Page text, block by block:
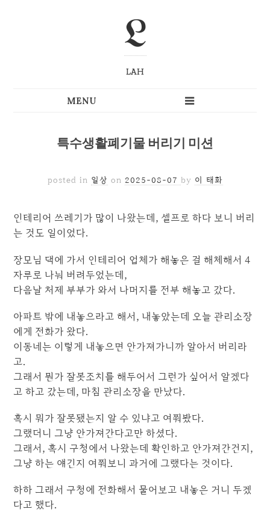
L
LAH
특수생활폐기물 버리기 미션
posted in 일상 on 2025-08-07 by 이 태화
인테리어 쓰레기가 많이 나왔는데, 셀프로 하다 보니 버리
는 것도 일이었다.
장모님 댁에 가서 인테리어 업체가 해놓은 걸 해체해서 4
자루로 나눠 버려두었는데,
다음날 처제 부부가 와서 나머지를 전부 해놓고 갔다.
아파트 밖에 내놓으라고 해서, 내놓았는데 오늘 관리소장
에게 전화가 왔다.
이동네는 이렇게 내놓으면 안가져가니까 알아서 버리라
고.
그래서 뭔가 잘못조치를 해두어서 그런가 싶어서 알겠다
고 하고 갔는데, 마침 관리소장을 만났다.
혹시 뭐가 잘못됐는지 알 수 있냐고 여쭤봤다.
그랬더니 그냥 안가져간다고만 하셨다.
그래서, 혹시 구청에서 나왔는데 확인하고 안가져간건지,
그냥 하는 얘긴지 여쭤보니 과거에 그랬다는 것이다.
하하 그래서 구청에 전화해서 물어보고 내놓은 거니 두겠
다고 했다.